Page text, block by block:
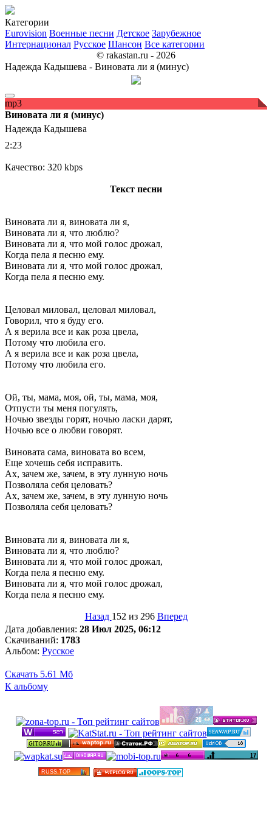
Категории
Eurovision Военные песни Детское Зарубежное
Интернационал Русское Шансон Все категории
© rakastan.ru - 2026
Надежда Кадышева - Виновата ли я (минус)
mp3
Виновата ли я (минус)
Надежда Кадышева
2:23
Качество: 320 kbps
Текст песни
Виновата ли я, виновата ли я,
Виновата ли я, что люблю?
Виновата ли я, что мой голос дрожал,
Когда пела я песню ему.
Виновата ли я, что мой голос дрожал,
Когда пела я песню ему.
Целовал миловал, целовал миловал,
Говорил, что я буду его.
А я верила все и как роза цвела,
Потому что любила его.
А я верила все и как роза цвела,
Потому что любила его.
Ой, ты, мама, моя, ой, ты, мама, моя,
Отпусти ты меня погулять,
Ночью звезды горят, ночью ласки дарят,
Ночью все о любви говорят.
Виновата сама, виновата во всем,
Еще хочешь себя исправить.
Ах, зачем же, зачем, в эту лунную ночь
Позволяла себя целовать?
Ах, зачем же, зачем, в эту лунную ночь
Позволяла себя целовать?
Виновата ли я, виновата ли я,
Виновата ли я, что люблю?
Виновата ли я, что мой голос дрожал,
Когда пела я песню ему.
Виновата ли я, что мой голос дрожал,
Когда пела я песню ему.
Назад 152 из 296 Вперед
Дата добавления: 28 Июл 2025, 06:12
Скачиваний: 1783
Альбом: Русское
Скачать 5.61 Мб
К альбому